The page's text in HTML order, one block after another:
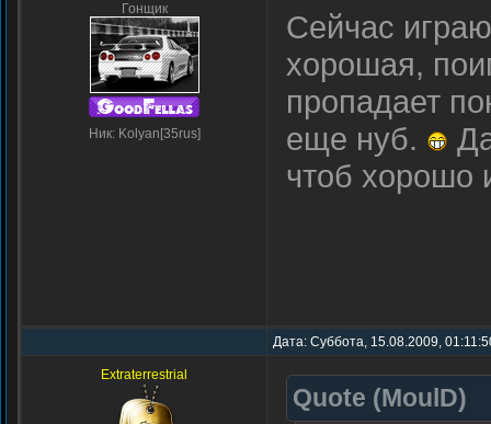
Гонщик
Ник: Kolyan[35rus]
Сейчас
хорошая,
пропадает
еще нуб.
чтоб хорошо
Дата: Суббота, 15.08.2009,
Extraterrestrial
Quote (MoulD)